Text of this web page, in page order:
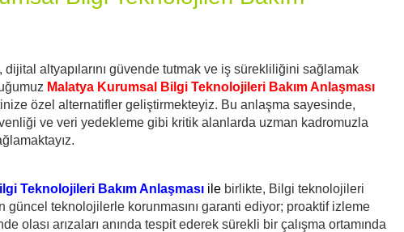
altyapılarını güvende tutmak ve iş sürekliliğini sağlamak
Malatya Kurumsal Bilgi Teknolojileri Bakım Anlaşması
özel alternatifler geliştirmekteyiz. Bu anlaşma sayesinde,
ve veri yedekleme gibi kritik alanlarda uzman kadromuzla
Teknolojileri Bakım Anlaşması ile birlikte, Bilgi teknolojileri
güncel teknolojilerle korunmasını garanti ediyor; proaktif izleme
olası arızaları anında tespit ederek sürekli bir çalışma ortamında